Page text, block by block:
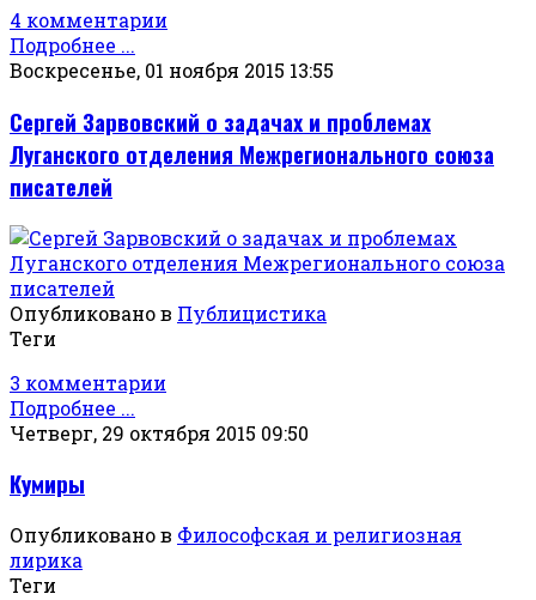
4 комментарии
Подробнее ...
Воскресенье, 01 ноября 2015 13:55
Сергей Зарвовский о задачах и проблемах
Луганского отделения Межрегионального союза
писателей
Опубликовано в Публицистика
Теги
3 комментарии
Подробнее ...
Четверг, 29 октября 2015 09:50
Кумиры
Опубликовано в Философская и религиозная
лирика
Теги